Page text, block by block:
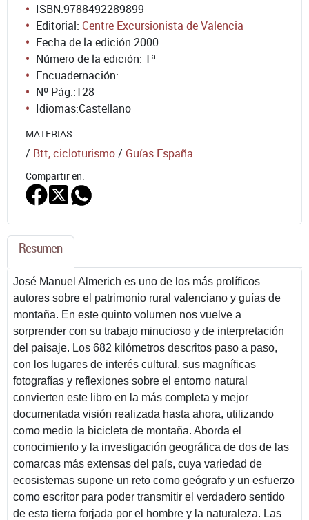
ISBN:9788492289899
Editorial: Centre Excursionista de Valencia
Fecha de la edición:2000
Número de la edición: 1ª
Encuadernación:
Nº Pág.:128
Idiomas:Castellano
MATERIAS:
/ Btt, cicloturismo/ Guías España
Compartir en:
Resumen
José Manuel Almerich es uno de los más prolíficos
autores sobre el patrimonio rural valenciano y guías de
montaña. En este quinto volumen nos vuelve a
sorprender con su trabajo minucioso y de interpretación
del paisaje. Los 682 kilómetros descritos paso a paso,
con los lugares de interés cultural, sus magníficas
fotografías y reflexiones sobre el entorno natural
convierten este libro en la más completa y mejor
documentada visión realizada hasta ahora, utilizando
como medio la bicicleta de montaña. Aborda el
conocimiento y la investigación geográfica de dos de las
comarcas más extensas del país, cuya variedad de
ecosistemas supone un reto como geógrafo y un esfuerzo
como escritor para poder transmitir el verdadero sentido
de esta tierra forjada por el hombre y la naturaleza. Las